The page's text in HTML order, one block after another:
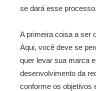
se dará esse processo.
A primeira coisa a ser
Aqui, você deve se
quer levar sua marca
desenvolvimento da
conforme os objetivos